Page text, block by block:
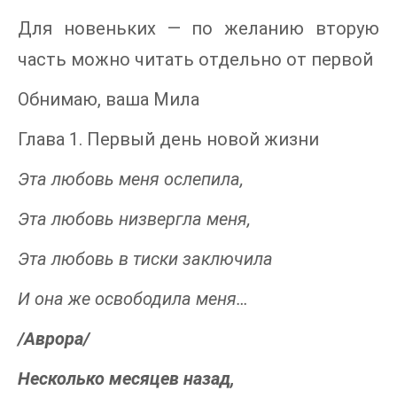
Для новеньких — по желанию вторую
часть можно читать отдельно от первой
Обнимаю, ваша Мила
Глава 1. Первый день новой жизни
Эта любовь меня ослепила,
Эта любовь низвергла меня,
Эта любовь в тиски заключила
И она же освободила меня…
/Аврора/
Несколько месяцев назад,